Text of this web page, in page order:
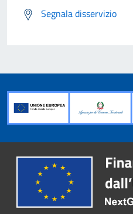
Segnala disservizio